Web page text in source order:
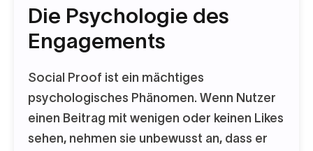
Die Psychologie des
Engagements
Social Proof ist ein mächtiges
psychologisches Phänomen. Wenn Nutzer
einen Beitrag mit wenigen oder keinen Likes
sehen, nehmen sie unbewusst an, dass er